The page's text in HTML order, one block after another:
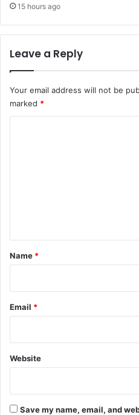
15 hours ago
Leave a Reply
Your email address will not be
marked *
*
Name *
Email *
Website
Save my name, email, and